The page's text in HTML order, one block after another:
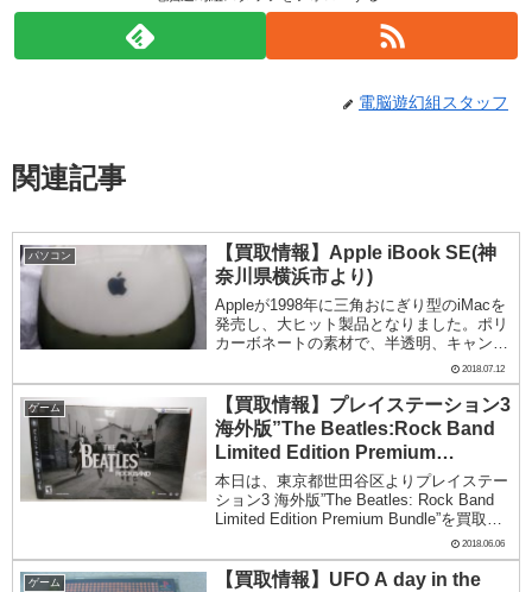
電脳遊幻組スタッフ
関連記事
パソコン
【買取情報】Apple iBook SE(神
奈川県横浜市より)
Appleが1998年に三角おにぎり型のiMacを
発売し、大ヒット製品となりました。ポリ
カーボネートの素材で、半透明、キャンデ
ィのようなポップな色。翌年199年、iMac
をノート型にしたのがiBookでした。iBook
G3（クラムシェル）...
2018.07.12
ゲーム
【買取情報】プレイステーション3
海外版”The Beatles:Rock Band
Limited Edition Premium
Bundle”
本日は、東京都世田谷区よりプレイステー
ション3 海外版”The Beatles: Rock Band
Limited Edition Premium Bundle”を買取し
ました。ギターヒーローものです。以前に
エアロスミス版は日本で発売され...
2018.06.06
ゲーム
【買取情報】UFO A day in the